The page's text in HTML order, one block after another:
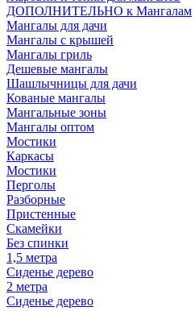
ДОПОЛНИТЕЛЬНО к Мангалам
Мангалы для дачи
Мангалы с крышей
Мангалы гриль
Дешевые мангалы
Шашлычницы для дачи
Кованые мангалы
Мангальные зоны
Мангалы оптом
Мостики
Каркасы
Мостики
Перголы
Разборные
Пристенные
Скамейки
Без спинки
1,5 метра
Сиденье дерево
2 метра
Сиденье дерево